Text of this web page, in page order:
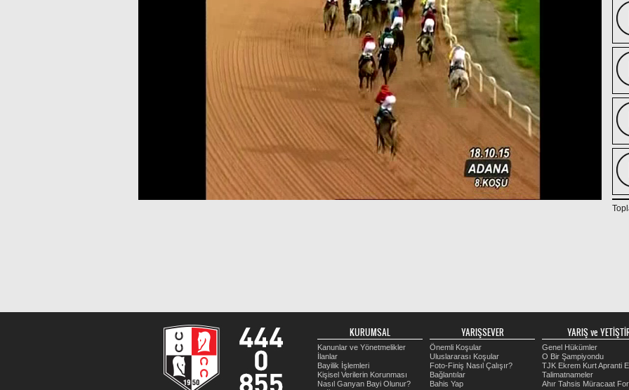
KURUMSAL
Kanunlar ve Yönetmelikler
İlanlar
Bayilik İşlemleri
Kişisel Verilerin Korunması
Nasıl Ganyan Bayi Olunur?
YARIŞSEVER
Önemli Koşular
Uluslararası Koşular
Foto-Finiş Nasıl Çalışır?
Bağlantılar
Bahis Yap
YARIŞ ve
Genel Hükümler
O Bir Şampiyondu
TJK Ekrem Kurt Apranti
Talimatnameler
Ahır Tahsis Müracaat